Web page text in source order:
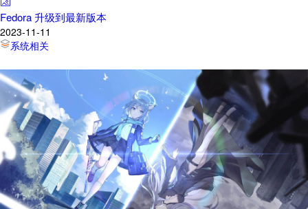
Fedora 升级到最新版本
2023-11-11
系统相关